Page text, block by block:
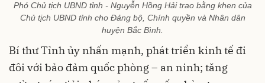
Phó Chủ tịch UBND tỉnh - Nguyễn Hồng Hải trao bằng khen của
Chủ tịch UBND tỉnh cho Đảng bộ, Chính quyền và Nhân dân
huyện Bắc Bình.
Bí thư Tỉnh ủy nhấn mạnh, phát triển kinh tế đi
đôi với bảo đảm quốc phòng – an ninh; tăng